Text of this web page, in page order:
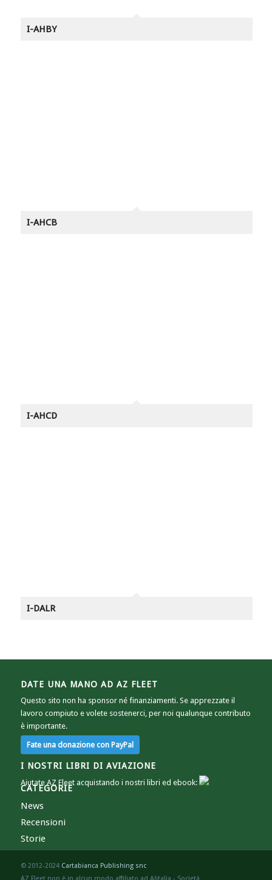
I-AHBY
I-AHCB
I-AHCD
I-DALR
DATE UNA MANO AD AZ FLEET
Questo sito non ha sponsor né finanziamenti. Se apprezzate il
lavoro compiuto e volete sostenerci, per noi qualunque contributo
è importante.
I NOSTRI LIBRI DI AVIAZIONE
Aiutate AZ Fleet acquistando i nostri libri ed ebook:
CATEGORIE
News
Recensioni
Storie
© 2012-2024 Cartabianca Publishing snc
AZ Fleet non è in alcun modo affiliato ad Alitalia - Società